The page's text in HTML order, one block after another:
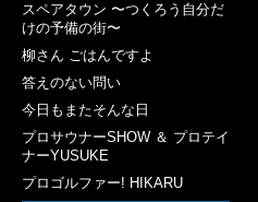
スペアタウン 〜つくろう自分だ
けの予備の街〜
柳さん ごはんですよ
答えのない問い
今日もまたそんな日
プロサウナーSHOW ＆ プロテイ
ナーYUSUKE
プロゴルファー! HIKARU